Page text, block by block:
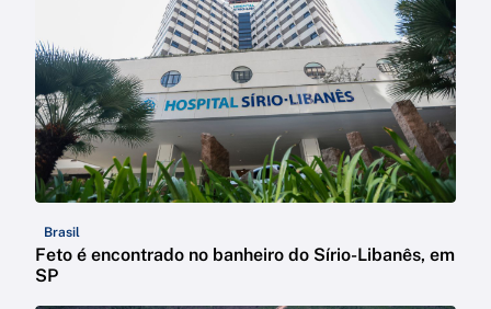
Brasil
Feto é encontrado no banheiro do Sírio-Libanês, em
SP